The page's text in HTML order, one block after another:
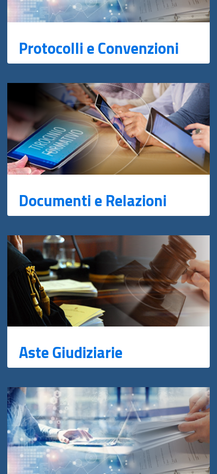
Protocolli e Convenzioni
Documenti e Relazioni
Aste Giudiziarie